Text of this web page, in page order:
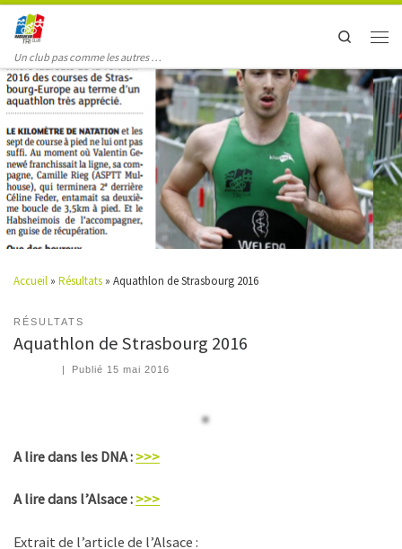
Un club pas comme les autres …
Search
Accueil » Résultats » Aquathlon de Strasbourg 2016
RÉSULTATS
Aquathlon de Strasbourg 2016
| Publié 15 mai 2016
A lire dans les DNA : >>>
A lire dans l’Alsace : >>>
Extrait de l’article de l’Alsace :